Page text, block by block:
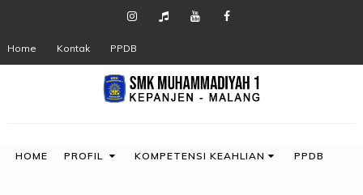
Home Kontak PPDB
HOME PROFIL KOMPETENSI KEAHLIAN PPDB